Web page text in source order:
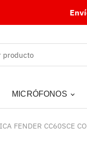
MICRÓFONOS
FENDER CC60SCE